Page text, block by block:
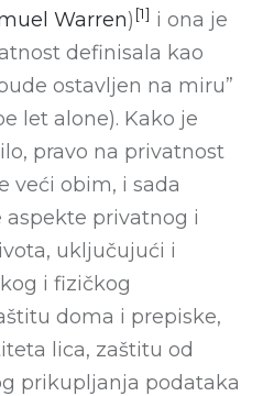
Warren) [1] i ona je
definisala kao
ostavljen na miru”
let alone). Kako je
pravo na privatnost
veći obim, i sada
aspekte privatnog i
uključujući i
i fizičkog
doma i prepiske,
lica, zaštitu od
prikupljanja podataka